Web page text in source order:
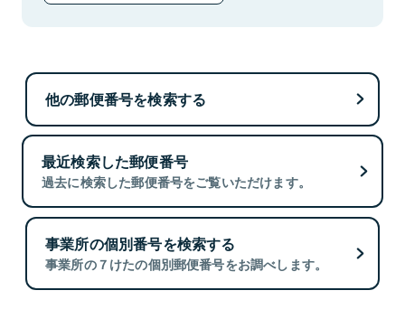
他の郵便番号を検索する
最近検索した郵便番号
過去に検索した郵便番号をご覧いただけます。
事業所の個別番号を検索する
事業所の７けたの個別郵便番号をお調べします。